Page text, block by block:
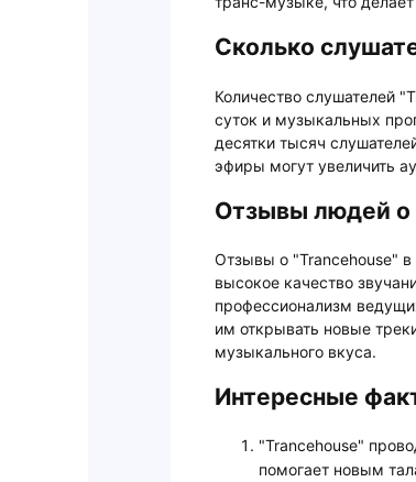
Сколько
Количество слушателей
суток и музыкальных
десятки тысяч
эфиры могут увеличить
Отзывы людей о
Отзывы о "Trancehouse"
высокое качество
профессионализм
им открывать новые
музыкального вкуса.
Интересные
"Trancehouse"
помогает новым